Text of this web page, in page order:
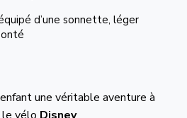
une véritable aventure à
d’une sonnette, léger